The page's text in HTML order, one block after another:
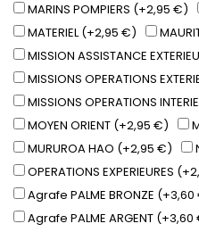
MARINS POMPIERS (+2,95 €)
MATERIEL (+2,95 €)
MISSION ASSISTANCE
MISSIONS OPERATIONS
MISSIONS OPERATIONS
MOYEN ORIENT (+2,95 €)
MURUROA HAO (+2,95 €)
OPERATIONS EXPERIEURES
Agrafe PALME BRONZE
Agrafe PALME ARGENT